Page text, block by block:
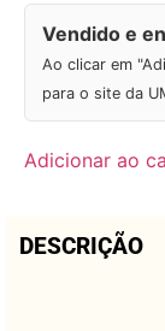
Vendido e
Ao clicar em
para o site da
Adicionar ao
DESCRIÇÃO